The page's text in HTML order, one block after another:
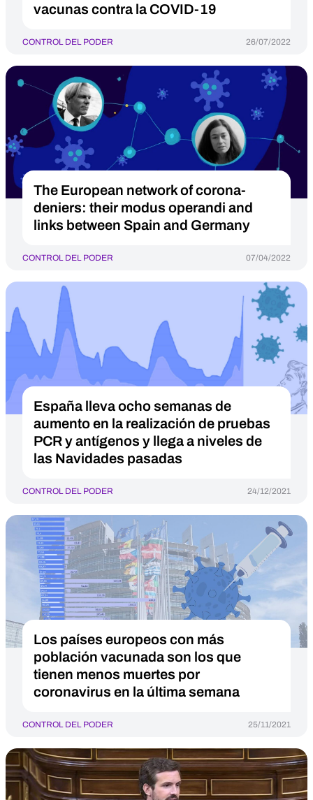
vacunas contra la COVID-19
CONTROL DEL PODER 26/07/2022
The European network of corona-
deniers: their modus operandi and
links between Spain and Germany
CONTROL DEL PODER 07/04/2022
España lleva ocho semanas de
aumento en la realización de pruebas
PCR y antígenos y llega a niveles de
las Navidades pasadas
CONTROL DEL PODER 24/12/2021
Los países europeos con más
población vacunada son los que
tienen menos muertes por
coronavirus en la última semana
CONTROL DEL PODER 25/11/2021